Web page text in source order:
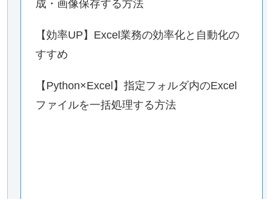
成・画像保存する方法
【効率UP】Excel業務の効率化と自動化の
すすめ
【Python×Excel】指定フォルダ内のExcel
ファイルを一括処理する方法